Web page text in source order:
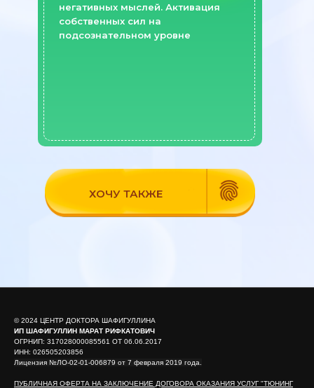
негативных мыслей. Активация
собственных сил на
подсознательном уровне
ХОЧУ ТАКЖЕ
© 2024 ЦЕНТР ДОКТОРА ШАФИГУЛЛИНА
ИП ШАФИГУЛЛИН МАРАТ РИФКАТОВИЧ
ОГРНИП: 317028000085561 ОТ 06.06.2017
ИНН: 026505203856
Лицензия №ЛО-02-01-006879 от 7 февраля 2019 года.
ПУБЛИЧНАЯ ОФЕРТА НА ЗАКЛЮЧЕНИЕ ДОГОВОРА ОКАЗАНИЯ УСЛУГ "ТЮНИНГ